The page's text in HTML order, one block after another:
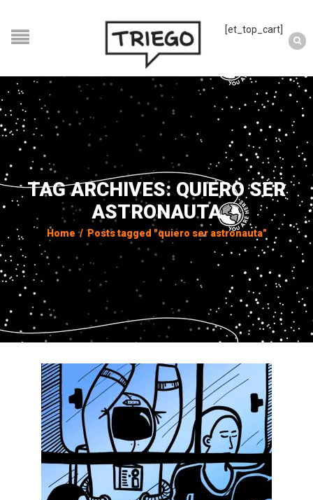
[et_top_cart]
TAG ARCHIVES: QUIERO SER
ASTRONAUTA
Home / Posts tagged "quiero ser astronauta"